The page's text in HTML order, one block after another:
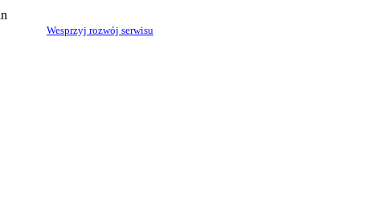
Wesprzyj rozwój serwisu